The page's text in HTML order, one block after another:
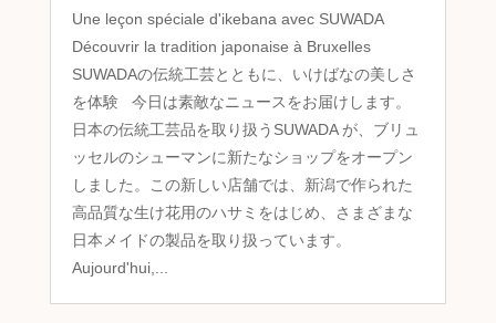
Une leçon spéciale d'ikebana avec SUWADA
Découvrir la tradition japonaise à Bruxelles
SUWADAの伝統工芸とともに、いけばなの美しさ
を体験 今日は素敵なニュースをお届けします。
日本の伝統工芸品を取り扱うSUWADA が、ブリュ
ッセルのシューマンに新たなショップをオープン
しました。この新しい店舗では、新潟で作られた
高品質な生け花用のハサミをはじめ、さまざまな
日本メイドの製品を取り扱っています。
Aujourd'hui,...